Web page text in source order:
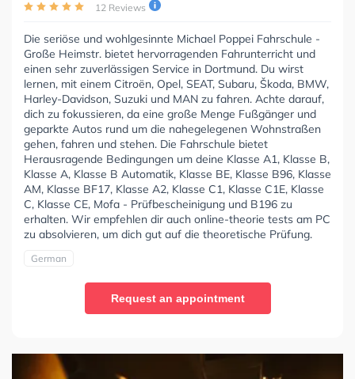
12 Reviews
Die seriöse und wohlgesinnte Michael Poppei Fahrschule -
Große Heimstr. bietet hervorragenden Fahrunterricht und
einen sehr zuverlässigen Service in Dortmund. Du wirst
lernen, mit einem Citroën, Opel, SEAT, Subaru, Škoda, BMW,
Harley-Davidson, Suzuki und MAN zu fahren. Achte darauf,
dich zu fokussieren, da eine große Menge Fußgänger und
geparkte Autos rund um die nahegelegenen Wohnstraßen
gehen, fahren und stehen. Die Fahrschule bietet
Herausragende Bedingungen um deine Klasse A1, Klasse B,
Klasse A, Klasse B Automatik, Klasse BE, Klasse B96, Klasse
AM, Klasse BF17, Klasse A2, Klasse C1, Klasse C1E, Klasse
C, Klasse CE, Mofa - Prüfbescheinigung und B196 zu
erhalten. Wir empfehlen dir auch online-theorie tests am PC
zu absolvieren, um dich gut auf die theoretische Prüfung.
German
Request an appointment